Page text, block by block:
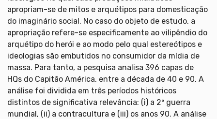
apropriam-se de mitos e arquétipos para domesticação
do imaginário social. No caso do objeto de estudo, a
apropriação refere-se especificamente ao vilipêndio do
arquétipo do herói e ao modo pelo qual estereótipos e
ideologias são embutidos no consumidor da mídia de
massa. Para tanto, a pesquisa analisa 396 capas de
HQs do Capitão América, entre a década de 40 e 90. A
análise foi dividida em três períodos históricos
distintos de significativa relevância: (i) a 2ª guerra
mundial, (ii) a contracultura e (iii) os anos 90. A análise